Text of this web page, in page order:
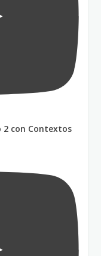
2 con Contextos